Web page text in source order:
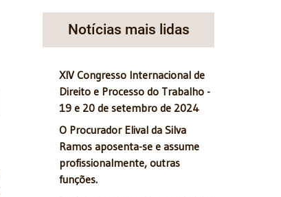
Notícias mais lidas
XIV Congresso Internacional de
Direito e Processo do Trabalho -
19 e 20 de setembro de 2024
O Procurador Elival da Silva
Ramos aposenta-se e assume
profissionalmente, outras
funções.